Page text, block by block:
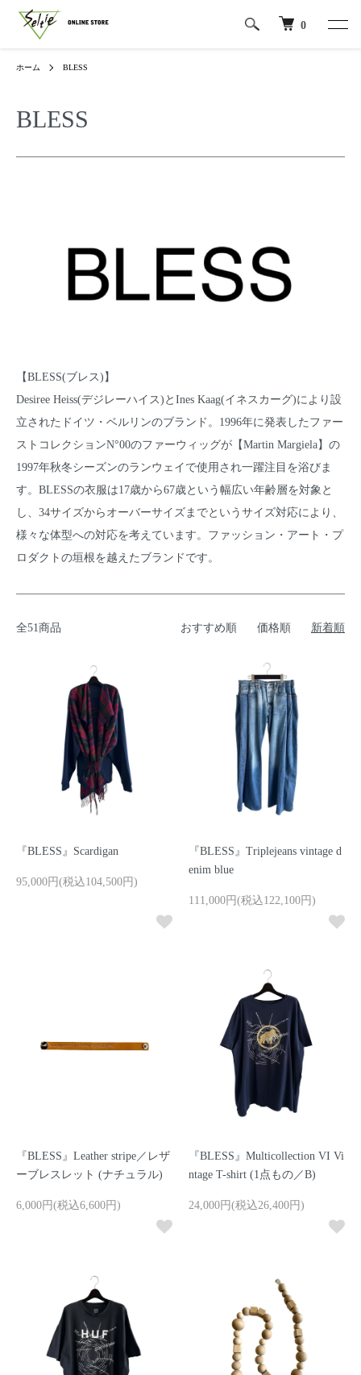
0
ホーム BLESS
BLESS
【BLESS(ブレス)】
Desiree Heiss(デジレーハイス)とInes Kaag(イネスカーグ)により設
立されたドイツ・ベルリンのブランド。1996年に発表したファー
ストコレクションN°00のファーウィッグが【Martin Margiela】の
1997年秋冬シーズンのランウェイで使用され一躍注目を浴びま
す。BLESSの衣服は17歳から67歳という幅広い年齢層を対象と
し、34サイズからオーバーサイズまでというサイズ対応により、
様々な体型への対応を考えています。ファッション・アート・プ
ロダクトの垣根を越えたブランドです。
全51商品 おすすめ順 価格順 新着順
『BLESS』Scardigan
95,000円(税込104,500円)
『BLESS』Triplejeans vintage d
enim blue
111,000円(税込122,100円)
『BLESS』Leather stripe／レザ
ーブレスレット (ナチュラル)
6,000円(税込6,600円)
『BLESS』Multicollection VI Vi
ntage T-shirt (1点もの／B)
24,000円(税込26,400円)